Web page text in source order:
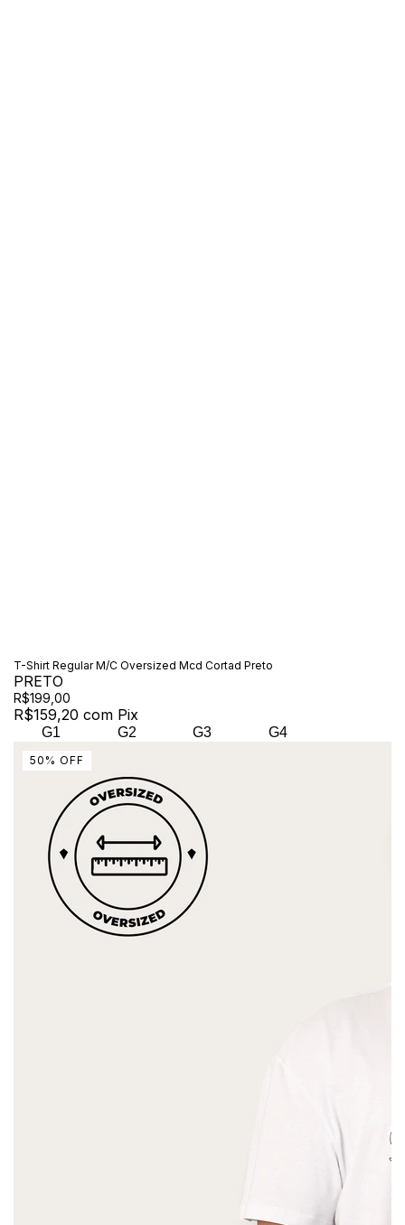
T-Shirt Regular M/C Oversized Mcd Cortad Preto
PRETO
R$199,00
R$159,20 com Pix
G1 G2 G3 G4
50 % OFF